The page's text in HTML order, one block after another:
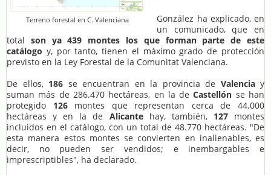
Terreno forestal en C. Valenciana
González ha explicado, en
un comunicado, que en
total son ya 439 montes los que forman parte de este
catálogo y, por tanto, tienen el máximo grado de protección
previsto en la Ley Forestal de la Comunitat Valenciana.
De ellos, 186 se encuentran en la provincia de Valenciay
suman más de 286.470 hectáreas, en la deCastellón se han
protegido 126montes que representan cerca de 44.000
hectáreas y en la de Alicantehay, también, 127montes
incluidos en el catálogo, con un total de 48.770 hectáreas. "De
esta manera estos montes se convierten en inalienables, es
decir, no pueden ser vendidos; e inembargables e
imprescriptibles", ha declarado.